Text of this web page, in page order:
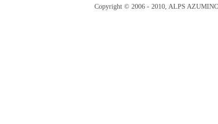
Copyright © 2006 - 2010, ALPS